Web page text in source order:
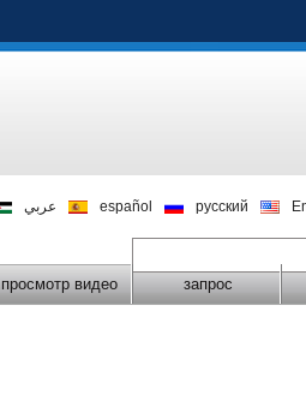
русский
español عربي
просмотр видео запрос